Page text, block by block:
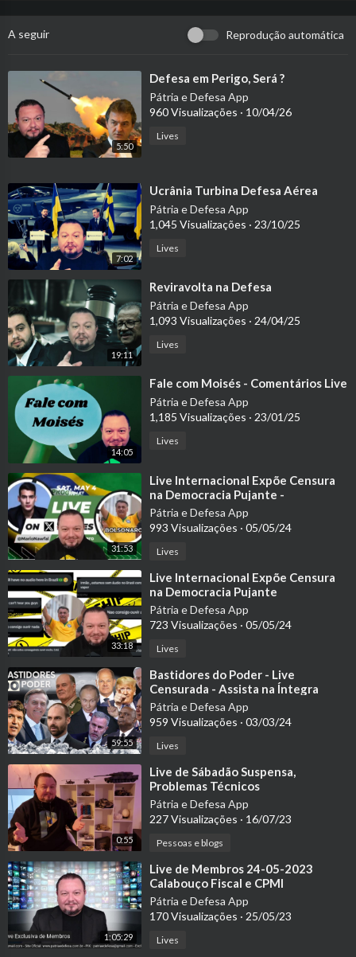
A seguir Reprodução automática
5:50
⁣Defesa em Perigo, Será ?
Pátria e Defesa App
960 Visualizações · 10/04/26
Lives
7:02
⁣Ucrânia Turbina Defesa Aérea
Pátria e Defesa App
1,045 Visualizações · 23/10/25
Lives
19:11
⁣Reviravolta na Defesa
Pátria e Defesa App
1,093 Visualizações · 24/04/25
Lives
14:05
⁣Fale com Moisés - Comentários Live
Pátria e Defesa App
1,185 Visualizações · 23/01/25
Lives
31:53
⁣Live Internacional Expõe Censura
na Democracia Pujante -
Comentários
Pátria e Defesa App
993 Visualizações · 05/05/24
Lives
33:18
⁣Live Internacional Expõe Censura
na Democracia Pujante
Pátria e Defesa App
723 Visualizações · 05/05/24
Lives
59:55
⁣Bastidores do Poder - Live
Censurada - Assista na Íntegra
Pátria e Defesa App
959 Visualizações · 03/03/24
Lives
0:55
⁣Live de Sábadão Suspensa,
Problemas Técnicos
Pátria e Defesa App
227 Visualizações · 16/07/23
Pessoas e blogs
1:05:29
⁣Live de Membros 24-05-2023
Calabouço Fiscal e CPMI
Pátria e Defesa App
170 Visualizações · 25/05/23
Lives